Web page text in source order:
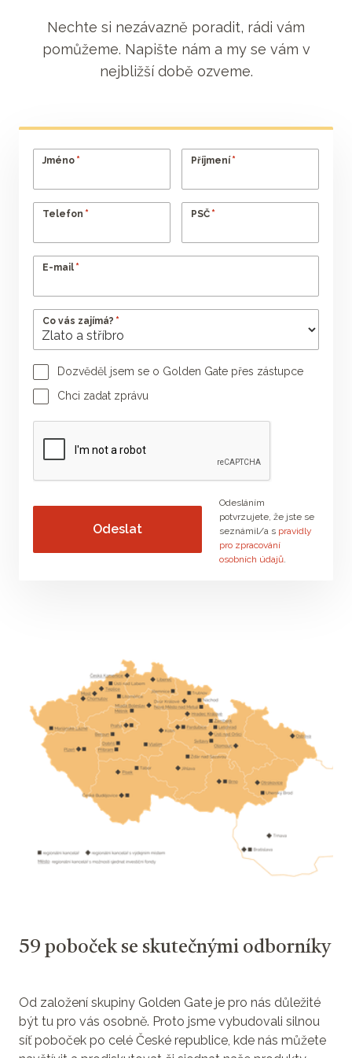
Nechte si nezávazně poradit, rádi vám
pomůžeme. Napište nám a my se vám v
nejbližší době ozveme.
Jméno * Příjmení *
Telefon * PSČ *
E-mail *
Co vás zajímá? *
Dozvěděl jsem se o Golden Gate přes zástupce
Jméno poradce Příjmení poradce
Chci zadat zprávu
Vaše zpráva
Odesláním
potvrzujete, že jste se
seznámil/a s pravidly
pro zpracování
osobních údajů.
59 poboček se skutečnými odborníky
Od založení skupiny Golden Gate je pro nás důležité
být tu pro vás osobně. Proto jsme vybudovali silnou
síť poboček po celé České republice, kde nás můžete